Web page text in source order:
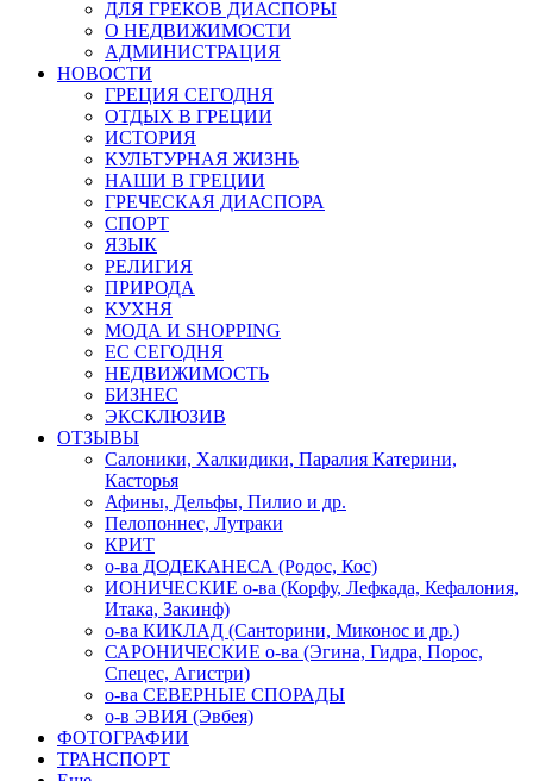
ДЛЯ ГРЕКОВ ДИАСПОРЫ
О НЕДВИЖИМОСТИ
АДМИНИСТРАЦИЯ
НОВОСТИ
ГРЕЦИЯ СЕГОДНЯ
ОТДЫХ В ГРЕЦИИ
ИСТОРИЯ
КУЛЬТУРНАЯ ЖИЗНЬ
НАШИ В ГРЕЦИИ
ГРЕЧЕСКАЯ ДИАСПОРА
СПОРТ
ЯЗЫК
РЕЛИГИЯ
ПРИРОДА
КУХНЯ
МОДА И SHOPPING
ЕС СЕГОДНЯ
НЕДВИЖИМОСТЬ
БИЗНЕС
ЭКСКЛЮЗИВ
ОТЗЫВЫ
Салоники, Халкидики, Паралия Катерини,
Касторья
Афины, Дельфы, Пилио и др.
Пелопоннес, Лутраки
КРИТ
о-ва ДОДЕКАНЕСА (Родос, Кос)
ИОНИЧЕСКИЕ о-ва (Корфу, Лефкада, Кефалония,
Итака, Закинф)
о-ва КИКЛАД (Санторини, Миконос и др.)
САРОНИЧЕСКИЕ о-ва (Эгина, Гидра, Порос,
Спецес, Агистри)
о-ва СЕВЕРНЫЕ СПОРАДЫ
о-в ЭВИЯ (Эвбея)
ФОТОГРАФИИ
ТРАНСПОРТ